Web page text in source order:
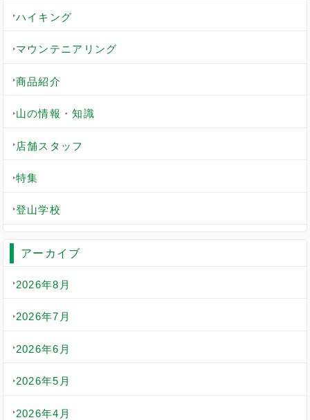
ハイキング
マウンテニアリング
商品紹介
山の情報・知識
店舗スタッフ
特集
登山学校
アーカイブ
2026年8月
2026年7月
2026年6月
2026年5月
2026年4月